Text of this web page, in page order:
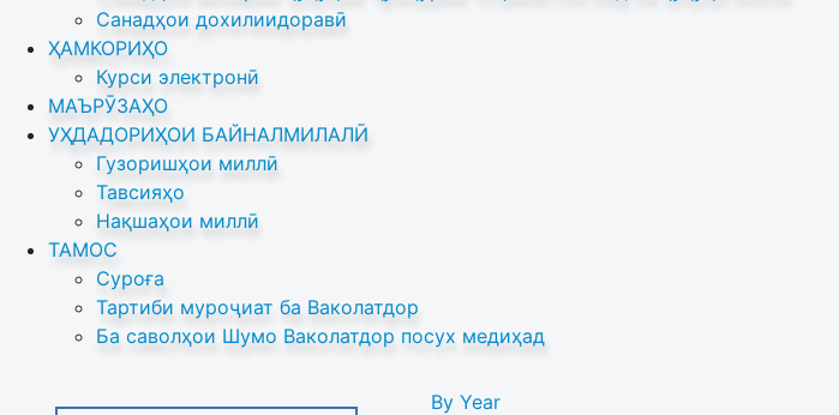
Санадҳои дохилиидоравӣ
ҲАМКОРИҲО
Курси электронӣ
МАЪРӮЗАҲО
УҲДАДОРИҲОИ БАЙНАЛМИЛАЛӢ
Гузоришҳои миллӣ
Тавсияҳо
Нақшаҳои миллӣ
ТАМОС
Суроға
Тартиби муроҷиат ба Ваколатдор
Ба саволҳои Шумо Ваколатдор посух медиҳад
By Year